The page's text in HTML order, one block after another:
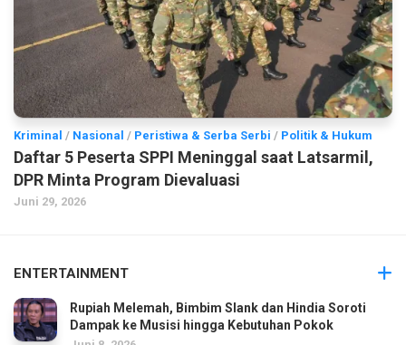
Kriminal / Nasional / Peristiwa & Serba Serbi / Politik & Hukum
Daftar 5 Peserta SPPI Meninggal saat Latsarmil,
DPR Minta Program Dievaluasi
Juni 29, 2026
ENTERTAINMENT
Rupiah Melemah, Bimbim Slank dan Hindia Soroti
Dampak ke Musisi hingga Kebutuhan Pokok